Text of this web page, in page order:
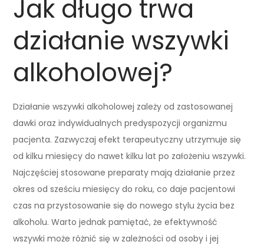
Jak długo trwa
działanie wszywki
alkoholowej?
Działanie wszywki alkoholowej zależy od zastosowanej
dawki oraz indywidualnych predyspozycji organizmu
pacjenta. Zazwyczaj efekt terapeutyczny utrzymuje się
od kilku miesięcy do nawet kilku lat po założeniu wszywki.
Najczęściej stosowane preparaty mają działanie przez
okres od sześciu miesięcy do roku, co daje pacjentowi
czas na przystosowanie się do nowego stylu życia bez
alkoholu. Warto jednak pamiętać, że efektywność
wszywki może różnić się w zależności od osoby i jej